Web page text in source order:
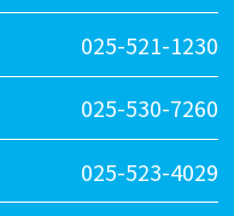
025-521-1230
025-530-7260
025-523-4029